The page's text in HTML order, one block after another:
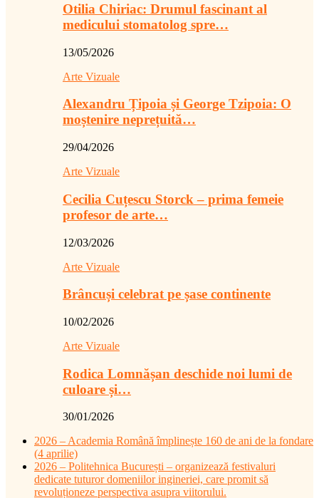
Otilia Chiriac: Drumul fascinant al
medicului stomatolog spre…
13/05/2026
Arte Vizuale
Alexandru Țipoia și George Tzipoia: O
moștenire neprețuită…
29/04/2026
Arte Vizuale
Cecilia Cuțescu Storck – prima femeie
profesor de arte…
12/03/2026
Arte Vizuale
Brâncuși celebrat pe șase continente
10/02/2026
Arte Vizuale
Rodica Lomnășan deschide noi lumi de
culoare și…
30/01/2026
2026 – Academia Română împlinește 160 de ani de la fondare
(4 aprilie)
2026 – Politehnica București – organizează festivaluri
dedicate tuturor domeniilor ingineriei, care promit să
revoluționeze perspectiva asupra viitorului.